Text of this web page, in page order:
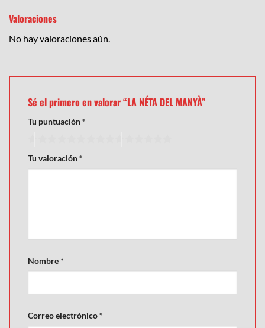
Valoraciones
No hay valoraciones aún.
Sé el primero en valorar “LA NÉTA DEL MANYÀ”
Tu puntuación*
Tu valoración*
Nombre*
Correo electrónico*